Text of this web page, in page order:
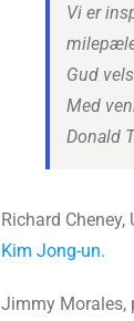
Vi er
Gud
Med
Donald
Richard
Kim Jong-un.
Jimmy Morales,